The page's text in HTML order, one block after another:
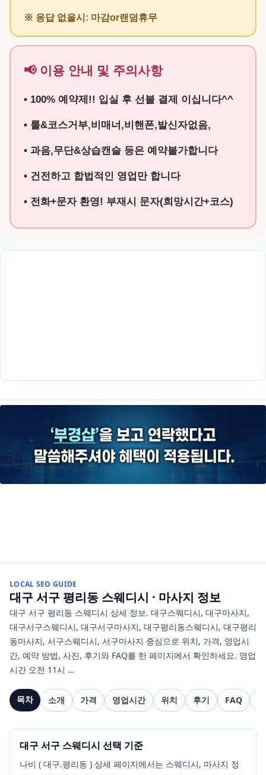
※ 응답 없을시: 마감or랜덤휴무
📢 이용 안내 및 주의사항
• 100% 예약제!! 입실 후 선불 결제 이십니다^^
• 룰&코스거부,비매너,비핸폰,발신자없음,
• 과음,무단&상습캔슬 등은 예약불가합니다
• 건전하고 합법적인 영업만 합니다
• 전화+문자 환영! 부재시 문자(희망시간+코스)
LOCAL SEO GUIDE
대구 서구 평리동 스웨디시 · 마사지 정보
대구 서구 평리동 스웨디시 상세 정보. 대구스웨디시, 대구마사지,
대구서구스웨디시, 대구서구마사지, 대구평리동스웨디시, 대구평리
동마사지, 서구스웨디시, 서구마사지 중심으로 위치, 가격, 영업시
간, 예약 방법, 사진, 후기와 FAQ를 한 페이지에서 확인하세요. 영업
시간 오전 11시 …
목차 소개 가격 영업시간 위치 후기 FAQ
대구 서구 스웨디시 선택 기준
나비 ( 대구.평리동 ) 상세 페이지에서는 스웨디시, 마사지 정